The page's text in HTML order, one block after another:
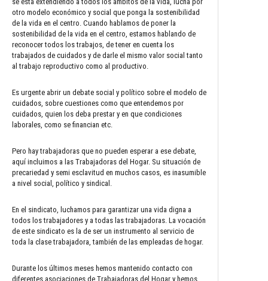
otro modelo económico y social que ponga la sostenibilidad
de la vida en el centro. Cuando hablamos de poner la
sostenibilidad de la vida en el centro, estamos hablando de
reconocer todos los trabajos, de tener en cuenta los
trabajados de cuidados y de darle el mismo valor social tanto
al trabajo reproductivo como al productivo.
Es urgente abrir un debate social y político sobre el modelo de
cuidados, sobre cuestiones como que entendemos por
cuidados, quien los deba prestar y en que condiciones
laborales, como se financian etc.
Pero hay trabajadoras que no pueden esperar a ese debate,
aquí incluimos a las Trabajadoras del Hogar. Su situación de
precariedad y semi esclavitud en muchos casos, es inasumible
a nivel social, político y sindical.
En el sindicato, luchamos para garantizar una vida digna a
todos los trabajadores y a todas las trabajadoras. La vocación
de este sindicato es la de ser un instrumento al servicio de
toda la clase trabajadora, también de las empleadas de hogar.
Durante los últimos meses hemos mantenido contacto con
diferentes asociaciones de Trabajadoras del Hogar y hemos